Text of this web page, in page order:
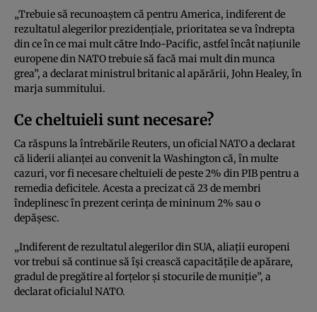
„Trebuie să recunoaștem că pentru America, indiferent de
rezultatul alegerilor prezidențiale, prioritatea se va îndrepta
din ce în ce mai mult către Indo-Pacific, astfel încât națiunile
europene din NATO trebuie să facă mai mult din munca
grea”, a declarat ministrul britanic al apărării, John Healey, în
marja summitului.
Ce cheltuieli sunt necesare?
Ca răspuns la întrebările Reuters, un oficial NATO a declarat
că liderii alianței au convenit la Washington că, în multe
cazuri, vor fi necesare cheltuieli de peste 2% din PIB pentru a
remedia deficitele. Acesta a precizat că 23 de membri
îndeplinesc în prezent cerința de mininum 2% sau o
depășesc.
„Indiferent de rezultatul alegerilor din SUA, aliații europeni
vor trebui să continue să își crească capacitățile de apărare,
gradul de pregătire al forțelor și stocurile de muniție”, a
declarat oficialul NATO.